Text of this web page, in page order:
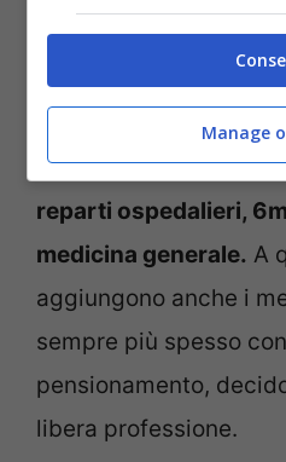
Ad oggi, secondo la
che tra ospedale e
a corto di circa 20mila
4.500 nei pronto
reparti ospedalieri,
medicina generale. A
aggiungono anche i
sempre più spesso
pensionamento,
libera professione.
Manage